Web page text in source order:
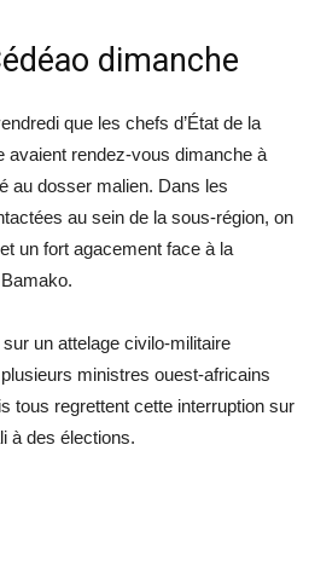
dimanche
que les chefs d’État de la
avaient rendez-vous dimanche à
au dosser malien. Dans les
au sein de la sous-région, on
un fort agacement face à la
un attelage civilo-militaire
ministres ouest-africains
tous regrettent cette interruption sur
à des élections.